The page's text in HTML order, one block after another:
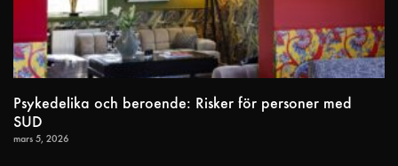
Psykedelika och beroende: Risker för personer med
SUD
mars 5, 2026